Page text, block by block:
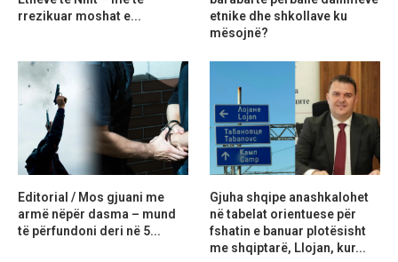
rrezikuar moshat e...
etnike dhe shkollave ku
mësojnë?
Editorial / Mos gjuani me
armë nëpër dasma – mund
të përfundoni deri në 5...
Gjuha shqipe anashkalohet
në tabelat orientuese për
fshatin e banuar plotësisht
me shqiptarë, Llojan, kur...